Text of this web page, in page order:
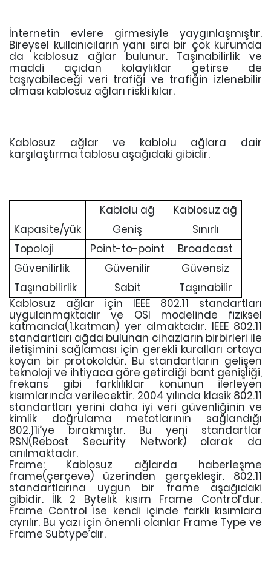
İnternetin evlere girmesiyle yaygınlaşmıştır.
Bireysel kullanıcıların yanı sıra bir çok kurumda
da kablosuz ağlar bulunur. Taşınabilirlik ve
maddi açıdan kolaylıklar getirse de
taşıyabileceği veri trafiği ve trafiğin izlenebilir
olması kablosuz ağları riskli kılar.
Kablosuz ağlar ve kablolu ağlara dair
karşılaştırma tablosu aşağıdaki gibidir.
Kablolu ağ
Kablosuz ağ
Kapasite/yük
Geniş
Sınırlı
Topoloji
Point-to-point
Broadcast
Güvenilirlik
Güvenilir
Güvensiz
Taşınabilirlik
Sabit
Taşınabilir
Kablosuz ağlar için IEEE 802.11 standartları
uygulanmaktadır ve OSI modelinde fiziksel
katmanda(1.katman) yer almaktadır. IEEE 802.11
standartları ağda bulunan cihazların birbirleri ile
iletişimini sağlaması için gerekli kuralları ortaya
koyan bir protokoldür. Bu standartların gelişen
teknoloji ve ihtiyaca göre getirdiği bant genişliği,
frekans gibi farklılıklar konunun ilerleyen
kısımlarında verilecektir. 2004 yılında klasik 802.11
standartları yerini daha iyi veri güvenliğinin ve
kimlik doğrulama metotlarının sağlandığı
802.11i’ye bırakmıştır. Bu yeni standartlar
RSN(Rebost Security Network) olarak da
anılmaktadır.
Frame: Kablosuz ağlarda haberleşme
frame(çerçeve) üzerinden gerçekleşir. 802.11
standartlarına uygun bir frame aşağıdaki
gibidir. İlk 2 Bytelık kısım Frame Control’dur.
Frame Control ise kendi içinde farklı kısımlara
ayrılır. Bu yazı için önemli olanlar Frame Type ve
Frame Subtype’dır.